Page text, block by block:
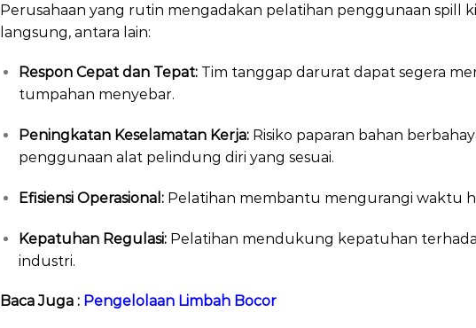
Perusahaan yang rutin mengadakan pelatihan penggunaan spill
langsung, antara lain:
Respon Cepat dan Tepat:Tim tanggap darurat dapat segera
tumpahan menyebar.
Peningkatan Keselamatan Kerja:Risiko paparan bahan
penggunaan alat pelindung diri yang sesuai.
Efisiensi Operasional:Pelatihan membantu mengurangi waktu
Kepatuhan Regulasi:Pelatihan mendukung kepatuhan
industri.
Baca Juga : Pengelolaan Limbah Bocor